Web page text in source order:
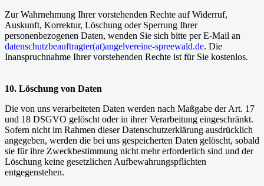
Zur Wahrnehmung Ihrer vorstehenden Rechte auf Widerruf,
Auskunft, Korrektur, Löschung oder Sperrung Ihrer
personenbezogenen Daten, wenden Sie sich bitte per E-Mail an
datenschutzbeauftragter(at)angelvereine-spreewald.de. Die
Inanspruchnahme Ihrer vorstehenden Rechte ist für Sie kostenlos.
10. Löschung von Daten
Die von uns verarbeiteten Daten werden nach Maßgabe der Art. 17
und 18 DSGVO gelöscht oder in ihrer Verarbeitung eingeschränkt.
Sofern nicht im Rahmen dieser Datenschutzerklärung ausdrücklich
angegeben, werden die bei uns gespeicherten Daten gelöscht, sobald
sie für ihre Zweckbestimmung nicht mehr erforderlich sind und der
Löschung keine gesetzlichen Aufbewahrungspflichten
entgegenstehen.